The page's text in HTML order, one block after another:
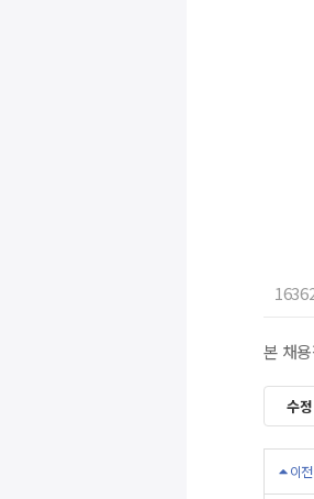
본 채
수정
이